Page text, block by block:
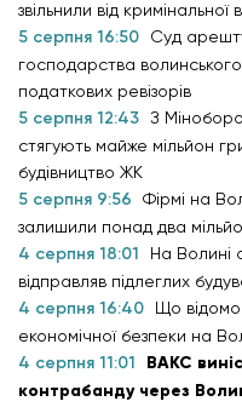
звільнили від кримінальної
5 серпня 16:50
Суд
господарства
податкових ревізорів
5 серпня 12:43 З
стягують майже мільйон
будівництво ЖК
5 серпня 9:56
Фірмі на
залишили понад два
4 серпня 18:01
На Волині
відправляв підлеглих
4 серпня 16:40
Що
економічної безпеки на
4 серпня 11:01
ВАКС
контрабанду через